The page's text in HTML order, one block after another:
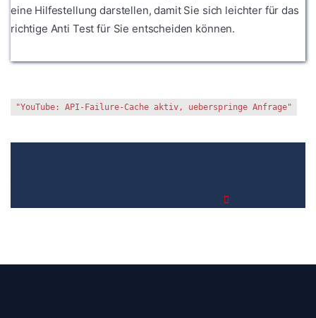
eine Hilfestellung darstellen, damit Sie sich leichter für das
richtige Anti Test für Sie entscheiden können.
"YouTube: API-Failure-Cache aktiv, ueberspringe Anfrage"